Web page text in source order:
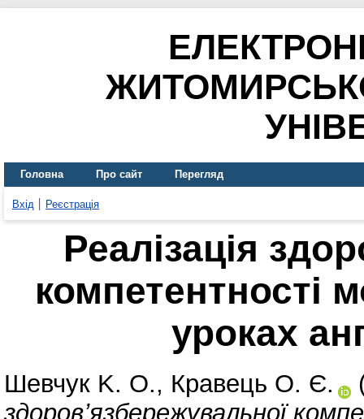
Головна Про сайт Перегляд
Вхід Реєстрація
Реалізація
компетентності
уроках
Шевчук K. O., Кравець О. Є.
здоровʼязбережувальної